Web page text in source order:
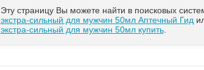
Эту страницу Вы можете найти в поисковых
экстра-сильный для мужчин 50мл Аптечный Гид
экстра-сильный для мужчин 50мл купить.